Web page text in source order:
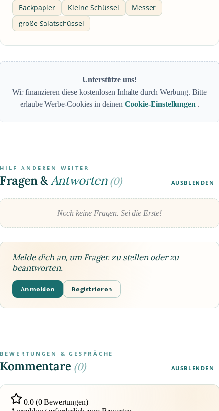
Backpapier
Kleine Schüssel
Messer
große Salatschüssel
Unterstütze uns!
Wir finanzieren diese kostenlosen Inhalte durch Werbung. Bitte
erlaube Werbe-Cookies in deinen Cookie-Einstellungen .
HILF ANDEREN WEITER
Fragen &Antworten (0) AUSBLENDEN
Noch keine Fragen. Sei die Erste!
Melde dich an, um Fragen zu stellen oder zu
beantworten.
Anmelden Registrieren
BEWERTUNGEN & GESPRÄCHE
Kommentare (0) AUSBLENDEN
0.0 (0 Bewertungen)